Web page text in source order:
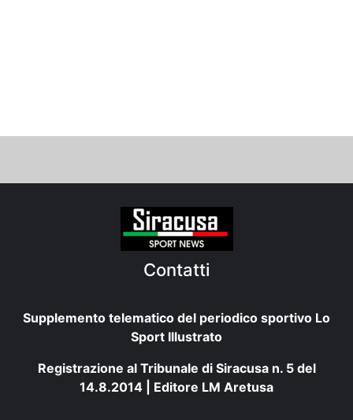
Contatti
Supplemento telematico del periodico sportivo Lo
Sport Illustrato
Registrazione al Tribunale di Siracusa n. 5 del
14.8.2014 | Editore LM Aretusa